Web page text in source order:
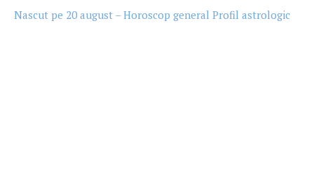
Nascut pe 20 august – Horoscop general Profil astrologic